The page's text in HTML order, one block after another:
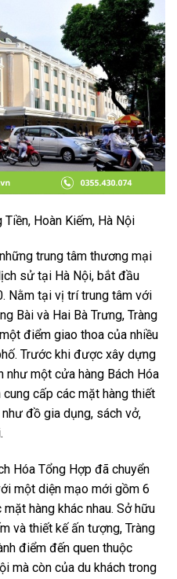
Hoàn Kiếm, Hà Nội
trung tâm thương mại
sử tại Hà Nội, bắt đầu
Nằm tại vị trí trung tâm với
Bài và Hai Bà Trưng, Tràng
điểm giao thoa của nhiều
Trước khi được xây dựng
một cửa hàng Bách Hóa
cấp các mặt hàng thiết
đồ gia dụng, sách vở,
Hóa Tổng Hợp đã chuyển
một diện mạo mới gồm 6
hàng khác nhau. Sở hữu
và thiết kế ấn tượng, Tràng
điểm đến quen thuộc
mà còn của du khách trong